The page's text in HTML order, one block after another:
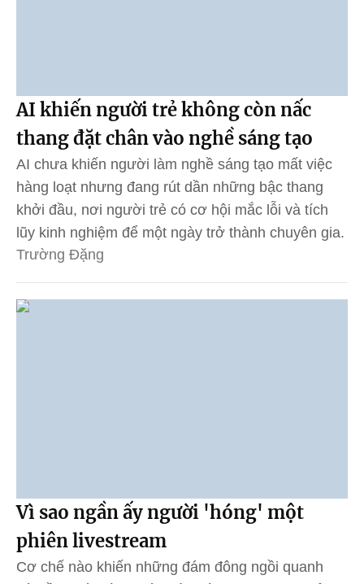
AI khiến người trẻ không còn nấc
thang đặt chân vào nghề sáng tạo
AI chưa khiến người làm nghề sáng tạo mất việc
hàng loạt nhưng đang rút dần những bậc thang
khởi đầu, nơi người trẻ có cơ hội mắc lỗi và tích
lũy kinh nghiệm để một ngày trở thành chuyên gia.
Trường Đặng
Vì sao ngần ấy người 'hóng' một
phiên livestream
Cơ chế nào khiến những đám đông ngồi quanh